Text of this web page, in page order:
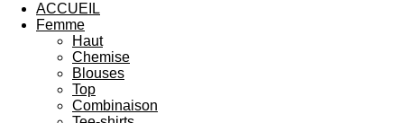
ACCUEIL
Femme
Haut
Chemise
Blouses
Top
Combinaison